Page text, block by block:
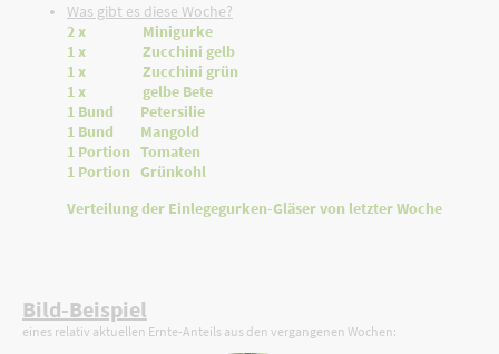
Was gibt es diese Woche?
2 x Minigurke
1 x Zucchini gelb
1 x Zucchini grün
1 x gelbe Bete
1 Bund Petersilie
1 Bund Mangold
1 Portion Tomaten
1 Portion Grünkohl
Verteilung der Einlegegurken-Gläser von letzter Woche
Bild-Beispiel
eines relativ aktuellen Ernte-Anteils aus den vergangenen Wochen: